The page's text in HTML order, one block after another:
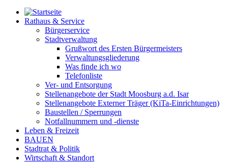
Rathaus & Service
Bürgerservice
Stadtverwaltung
Grußwort des Ersten Bürgermeisters
Verwaltungsgliederung
Was finde ich wo
Telefonliste
Ver- und Entsorgung
Stellenangebote der Stadt Moosburg a.d. Isar
Stellenangebote Externer Träger (KiTa-Einrichtungen)
Baustellen / Sperrungen
Notfallnummern und -dienste
Leben & Freizeit
BAUEN
Stadtrat & Politik
Wirtschaft & Standort